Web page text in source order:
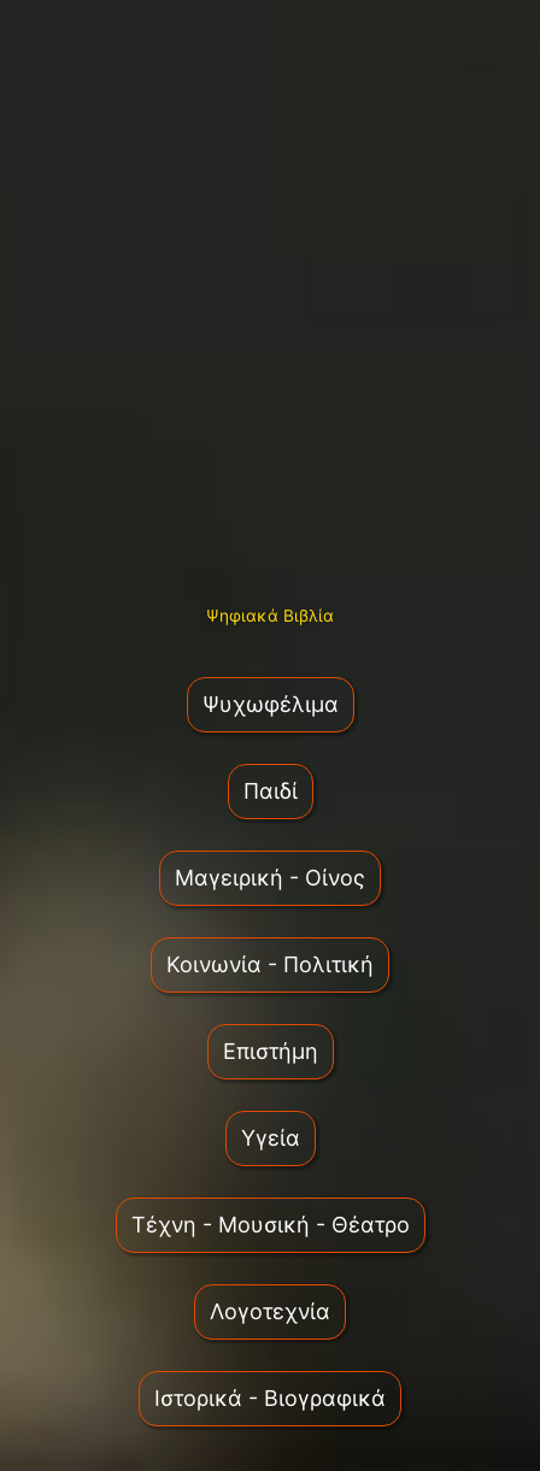
Ψηφιακά Βιβλία
Ψυχωφέλιμα
Παιδί
Μαγειρική - Οίνος
Κοινωνία - Πολιτική
Επιστήμη
Υγεία
Τέχνη - Μουσική - Θέατρο
Λογοτεχνία
Ιστορικά - Βιογραφικά